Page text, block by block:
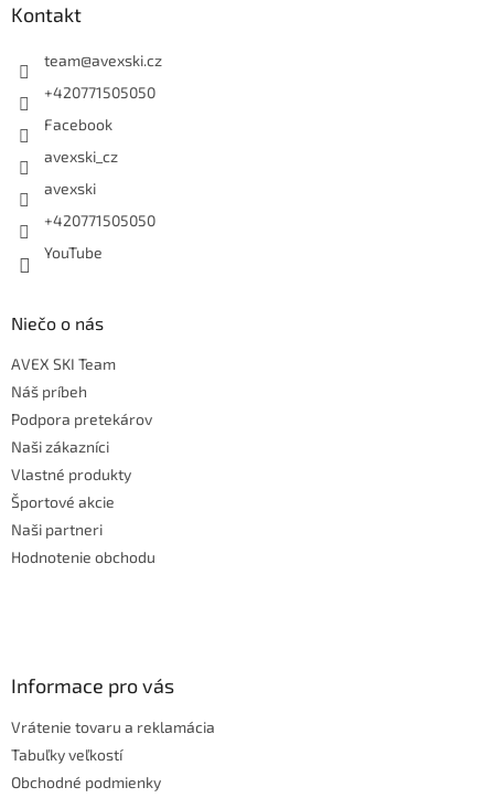
Kontakt
team@avexski.cz
+420771505050
Facebook
avexski_cz
avexski
+420771505050
YouTube
Niečo o nás
AVEX SKI Team
Náš príbeh
Podpora pretekárov
Naši zákazníci
Vlastné produkty
Športové akcie
Naši partneri
Hodnotenie obchodu
Informace pro vás
Vrátenie tovaru a reklamácia
Tabuľky veľkostí
Obchodné podmienky